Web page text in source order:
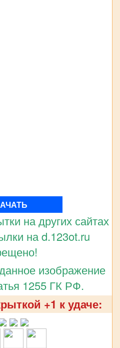
на других сайтах
на d.123ot.ru
изображение
1255 ГК РФ.
+1 к удаче: